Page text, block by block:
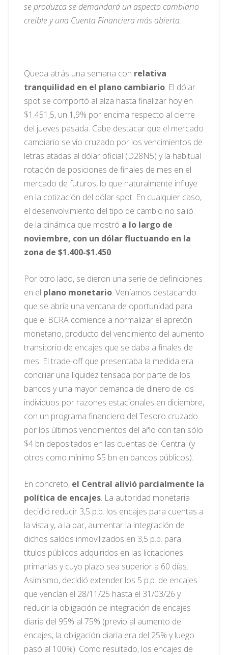
se produzca se demandará un aspecto cambiario
creíble y una Cuenta Financiera más abierta.
Queda atrás una semana con relativa
tranquilidad en el plano cambiario. El dólar
spot se comportó al alza hasta finalizar hoy en
$1.451,5, un 1,9% por encima respecto al cierre
del jueves pasada. Cabe destacar que el mercado
cambiario se vio cruzado por los vencimientos de
letras atadas al dólar oficial (D28N5) y la habitual
rotación de posiciones de finales de mes en el
mercado de futuros, lo que naturalmente influye
en la cotización del dólar spot. En cualquier caso,
el desenvolvimiento del tipo de cambio no salió
de la dinámica que mostró a lo largo de
noviembre, con un dólar fluctuando en la
zona de $1.400-$1.450.
Por otro lado, se dieron una serie de definiciones
en el plano monetario. Veníamos destacando
que se abría una ventana de oportunidad para
que el BCRA comience a normalizar el apretón
monetario, producto del vencimiento del aumento
transitorio de encajes que se daba a finales de
mes. El trade-off que presentaba la medida era
conciliar una liquidez tensada por parte de los
bancos y una mayor demanda de dinero de los
individuos por razones estacionales en diciembre,
con un programa financiero del Tesoro cruzado
por los últimos vencimientos del año con tan sólo
$4 bn depositados en las cuentas del Central (y
otros como mínimo $5 bn en bancos públicos).
En concreto, el Central alivió parcialmente la
política de encajes. La autoridad monetaria
decidió reducir 3,5 p.p. los encajes para cuentas a
la vista y, a la par, aumentar la integración de
dichos saldos inmovilizados en 3,5 p.p. para
títulos públicos adquiridos en las licitaciones
primarias y cuyo plazo sea superior a 60 días.
Asimismo, decidió extender los 5 p.p. de encajes
que vencían el 28/11/25 hasta el 31/03/26 y
reducir la obligación de integración de encajes
diaria del 95% al 75% (previo al aumento de
encajes, la obligación diaria era del 25% y luego
pasó al 100%). Como resultado, los encajes de